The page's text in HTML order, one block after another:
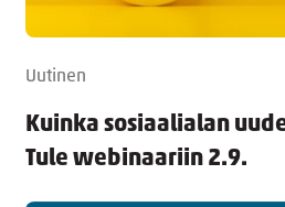
Uutinen
Kuinka sosiaalialan
Tule webinaariin 2.9.